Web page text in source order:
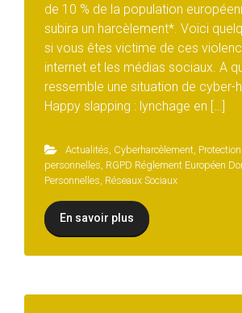
de 10 % de la population
subira un harcèlement*. Voici
si vous êtes victime de ces
internet et les médias sociaux. A
ressemble une situation de cyber-
Happy slapping : lynchage en […]
Actualités Cyberharcèlement,
personnelles RGPD Réglement Européen
Personnelles Réseaux Sociaux
En savoir plus